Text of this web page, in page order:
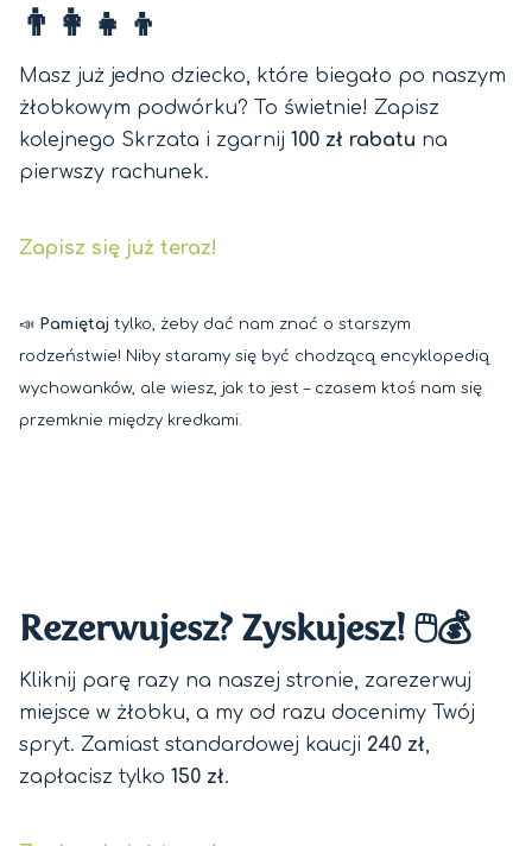
👨‍👩‍👧‍👦
Masz już jedno dziecko, które biegało po naszym
żłobkowym podwórku? To świetnie! Zapisz
kolejnego Skrzata i zgarnij 100 zł rabatu na
pierwszy rachunek.
Zapisz się już teraz!
📣 Pamiętaj tylko, żeby dać nam znać o starszym
rodzeństwie! Niby staramy się być chodzącą encyklopedią
wychowanków, ale wiesz, jak to jest – czasem ktoś nam się
przemknie między kredkami.
Rezerwujesz? Zyskujesz! 🖱️💰
Kliknij parę razy na naszej stronie, zarezerwuj
miejsce w żłobku, a my od razu docenimy Twój
spryt. Zamiast standardowej kaucji 240 zł,
zapłacisz tylko 150 zł.